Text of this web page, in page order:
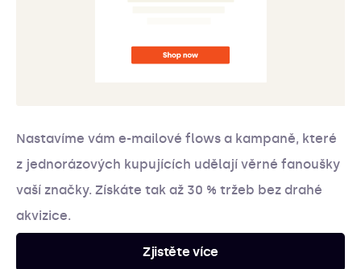
Nastavíme vám e-mailové flows a kampaně, které
z jednorázových kupujících udělají věrné fanoušky
vaší značky. Získáte tak až 30 % tržeb bez drahé
akvizice.
Zjistěte více